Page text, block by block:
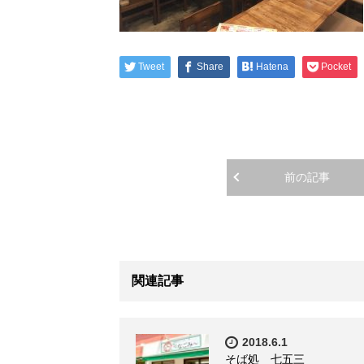
Tweet Share Hatena Pocket
前の記事
関連記事
2018.6.1
そば処 七五三